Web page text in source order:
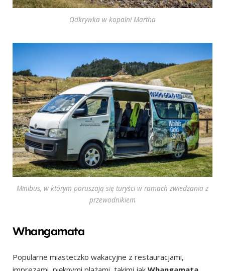
Odkrywka w kopalni Martha
Minibus, w którym poruszają się turyści w ramach zwiedzania z
przewodnikiem
Whangamata
Popularne miasteczko wakacyjne z restauracjami,